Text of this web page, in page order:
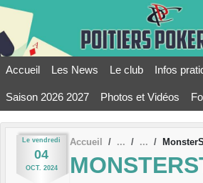
Accueil Les News Le club Infos
Saison 2026 2027 Photos et Vidéos
Le vendredi
04
OCT. 2024
Accueil
Panneau de gestion des cookies